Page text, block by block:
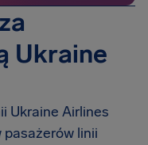
Ukraine
Ukraine Airlines
linii